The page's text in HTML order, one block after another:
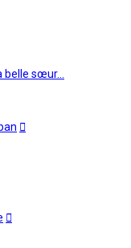
sœur…